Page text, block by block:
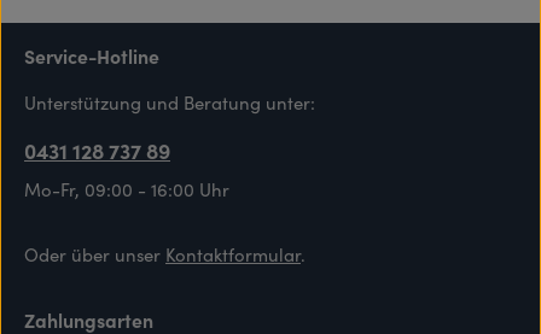
Service-Hotline
Unterstützung und Beratung unter:
0431 128 737 89
Mo-Fr, 09:00 - 16:00 Uhr
Oder über unser Kontaktformular.
Zahlungsarten